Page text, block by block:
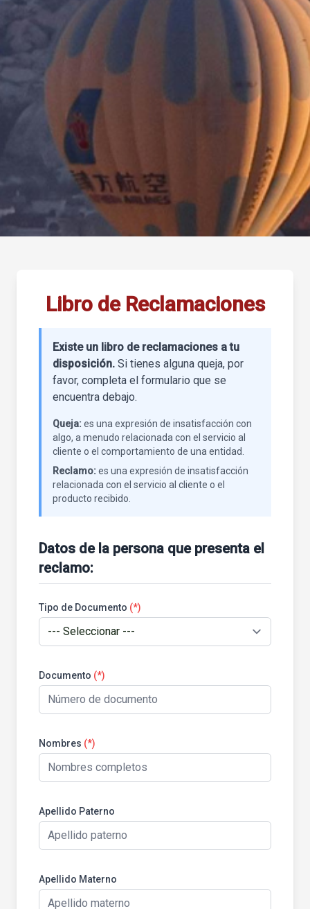
Libro de Reclamaciones
Existe un libro de reclamaciones a tu
disposición. Si tienes alguna queja, por
favor, completa el formulario que se
encuentra debajo.
Queja:es una expresión de insatisfacción con
algo, a menudo relacionada con el servicio al
cliente o el comportamiento de una entidad.
Reclamo:es una expresión de insatisfacción
relacionada con el servicio al cliente o el
producto recibido.
Datos de la persona que presenta el
reclamo:
Tipo de Documento (*)
Documento (*)
Nombres (*)
Apellido Paterno
Apellido Materno